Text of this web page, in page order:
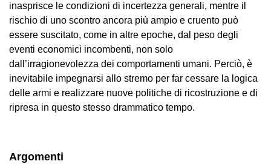
inasprisce le condizioni di incertezza generali, mentre il
rischio di uno scontro ancora più ampio e cruento può
essere suscitato, come in altre epoche, dal peso degli
eventi economici incombenti, non solo
dall’irragionevolezza dei comportamenti umani. Perciò, è
inevitabile impegnarsi allo stremo per far cessare la logica
delle armi e realizzare nuove politiche di ricostruzione e di
ripresa in questo stesso drammatico tempo.
Argomenti